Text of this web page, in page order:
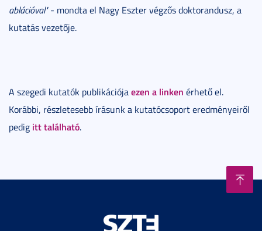
ablációval"- mondta el Nagy Eszter végzős doktorandusz, a
kutatás vezetője.
A szegedi kutatók publikációjaezen a linken érhető el.
Korábbi, részletesebb írásunk a kutatócsoport eredményeiről
pedig itt található.